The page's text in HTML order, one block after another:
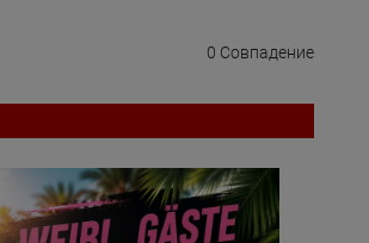
0 Совпадение